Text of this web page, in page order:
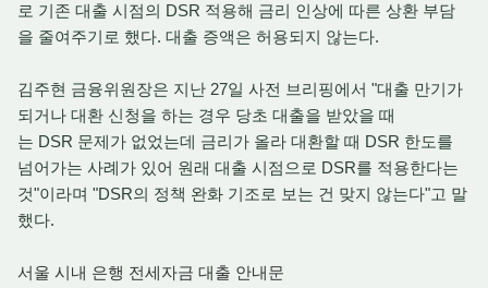
로 기존 대출 시점의 DSR 적용해 금리 인상에 따른 상환 부담
을 줄여주기로 했다. 대출 증액은 허용되지 않는다.
김주현 금융위원장은 지난 27일 사전 브리핑에서 "대출 만기가
되거나 대환 신청을 하는 경우 당초 대출을 받았을 때
는 DSR 문제가 없었는데 금리가 올라 대환할 때 DSR 한도를
넘어가는 사례가 있어 원래 대출 시점으로 DSR를 적용한다는
것"이라며 "DSR의 정책 완화 기조로 보는 건 맞지 않는다"고 말
했다.
서울 시내 은행 전세자금 대출 안내문